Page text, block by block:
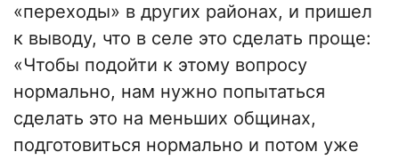
«переходы» в других районах, и пришел
к выводу, что в селе это сделать проще:
«Чтобы подойти к этому вопросу
нормально, нам нужно попытаться
сделать это на меньших общинах,
подготовиться нормально и потом уже